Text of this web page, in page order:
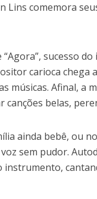
comemora
sucesso
carioca chega
músicas. Afinal, a
belas,
ainda bebê, ou
sem pudor.